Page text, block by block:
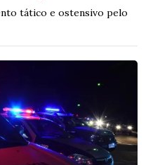
tático e ostensivo pelo